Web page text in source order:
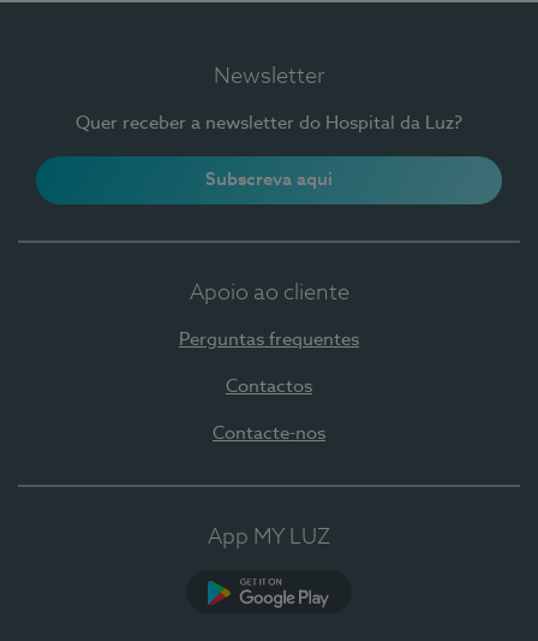
Newsletter
Quer receber a newsletter do Hospital da Luz?
Subscreva aqui
Apoio ao cliente
Perguntas frequentes
Contactos
Contacte-nos
App MY LUZ